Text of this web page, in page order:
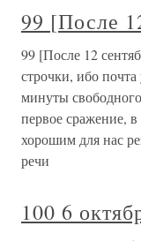
99 [После
99 [После 12
строчки, ибо
минуты
первое сражение,
хорошим для нас
речи
100 6